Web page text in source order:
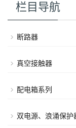
栏目导航
断路器
真空接触器
配电箱系列
双电源、浪涌保护